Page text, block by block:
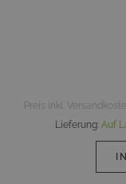
Preis inkl.
Lieferung: Auf